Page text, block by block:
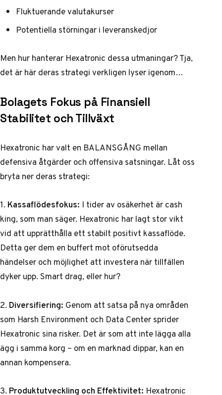
Fluktuerande valutakurser
Potentiella störningar i leveranskedjor
Men hur hanterar Hexatronic dessa utmaningar? Tja,
det är här deras strategi verkligen lyser igenom…
Bolagets Fokus på Finansiell
Stabilitet och Tillväxt
Hexatronic har valt en BALANSGÅNG mellan
defensiva åtgärder och offensiva satsningar. Låt oss
bryta ner deras strategi:
1. Kassaflödesfokus: I tider av osäkerhet är cash
king, som man säger. Hexatronic har lagt stor vikt
vid att upprätthålla ett stabilt positivt kassaflöde.
Detta ger dem en buffert mot oförutsedda
händelser och möjlighet att investera när tillfällen
dyker upp. Smart drag, eller hur?
2. Diversifiering: Genom att satsa på nya områden
som Harsh Environment och Data Center sprider
Hexatronic sina risker. Det är som att inte lägga alla
ägg i samma korg – om en marknad dippar, kan en
annan kompensera.
3. Produktutveckling och Effektivitet: Hexatronic